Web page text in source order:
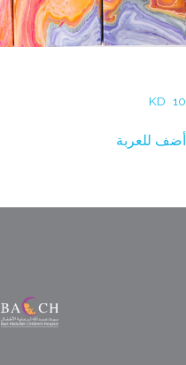
KD 10
أضف للعربة